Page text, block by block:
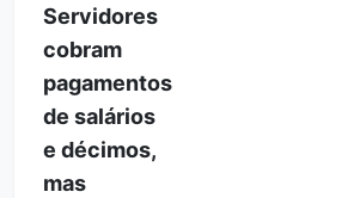
Servidores
cobram
pagamentos
de salários
e décimos,
mas